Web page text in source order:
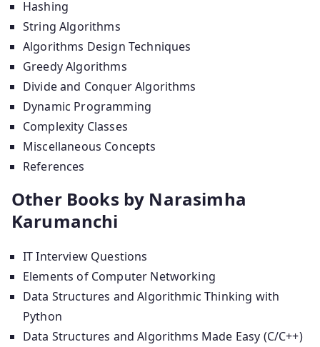
Hashing
String Algorithms
Algorithms Design Techniques
Greedy Algorithms
Divide and Conquer Algorithms
Dynamic Programming
Complexity Classes
Miscellaneous Concepts
References
Other Books by Narasimha
Karumanchi
IT Interview Questions
Elements of Computer Networking
Data Structures and Algorithmic Thinking with
Python
Data Structures and Algorithms Made Easy (C/C++)